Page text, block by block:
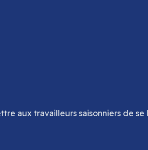
aux travailleurs saisonniers de